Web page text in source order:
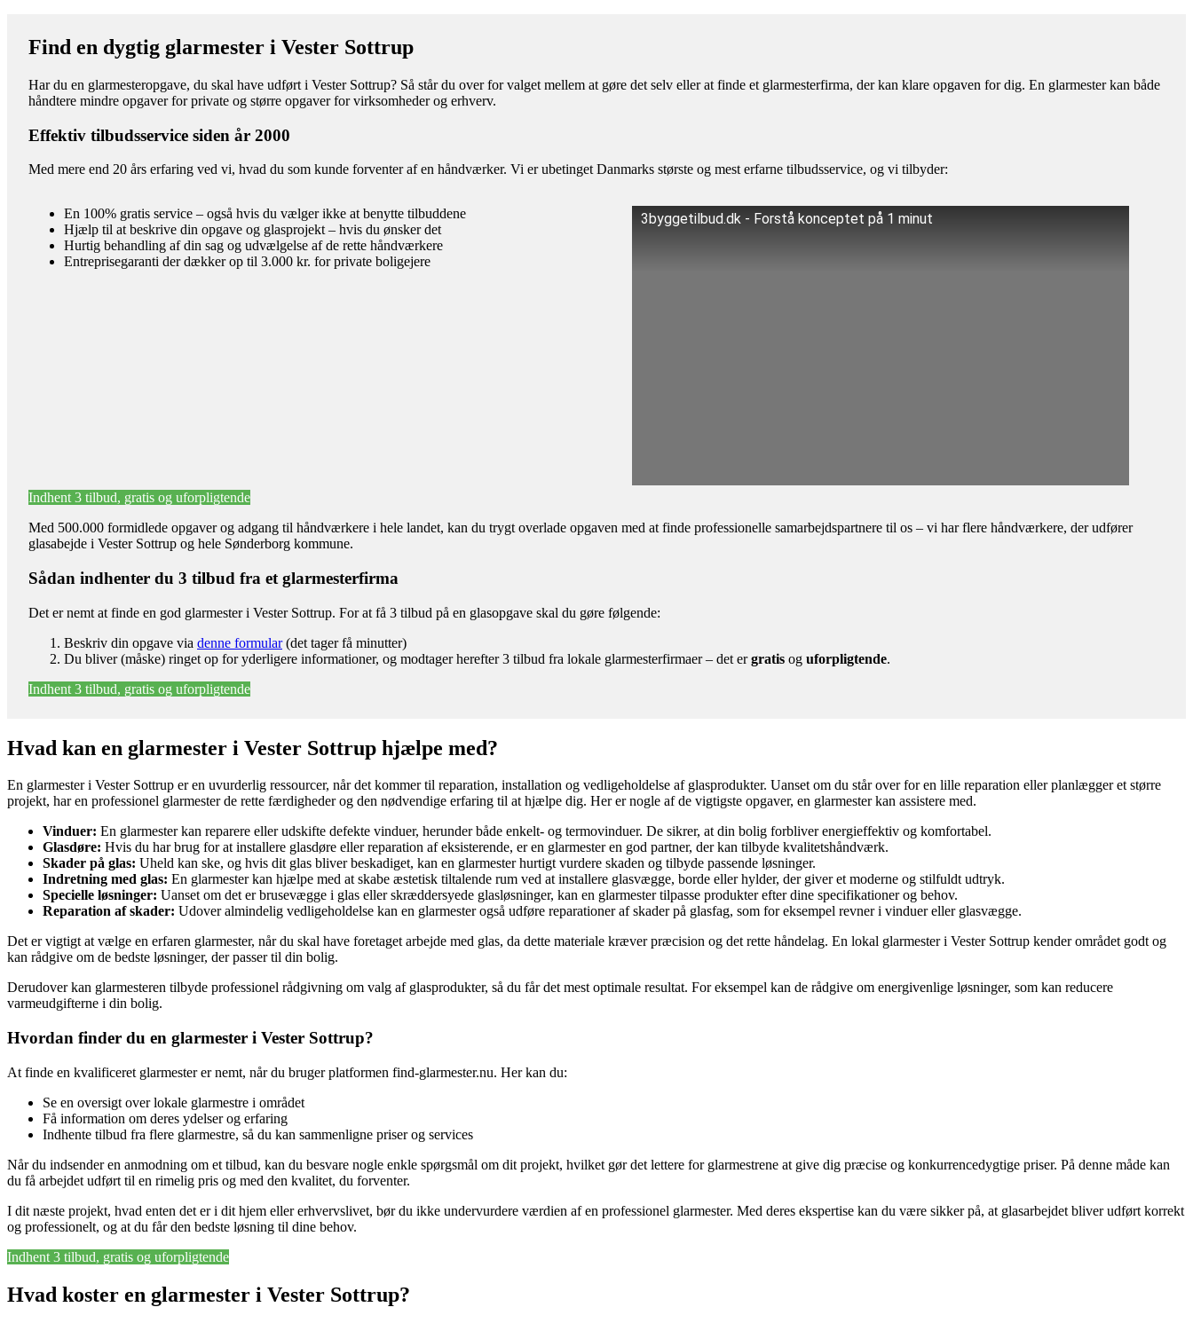
Find en dygtig glarmester i Vester Sottrup
Har du en glarmesteropgave, du skal have udført i Vester Sottrup? Så står du over for valget mellem at gøre det selv eller at finde et glarmesterfirma, der kan klare opgaven for dig. En glarmester kan både
håndtere mindre opgaver for private og større opgaver for virksomheder og erhverv.
Effektiv tilbudsservice siden år 2000
Med mere end 20 års erfaring ved vi, hvad du som kunde forventer af en håndværker. Vi er ubetinget Danmarks største og mest erfarne tilbudsservice, og vi tilbyder:
En 100% gratis service – også hvis du vælger ikke at benytte tilbuddene
Hjælp til at beskrive din opgave og glasprojekt – hvis du ønsker det
Hurtig behandling af din sag og udvælgelse af de rette håndværkere
Entreprisegaranti der dækker op til 3.000 kr. for private boligejere
3byggetilbud.dk - Forstå konceptet på 1 minut
Indhent 3 tilbud, gratis og uforpligtende
Med 500.000 formidlede opgaver og adgang til håndværkere i hele landet, kan du trygt overlade opgaven med at finde professionelle samarbejdspartnere til os – vi har flere håndværkere, der udfører
glasabejde i Vester Sottrup og hele Sønderborg kommune.
Sådan indhenter du 3 tilbud fra et glarmesterfirma
Det er nemt at finde en god glarmester i Vester Sottrup. For at få 3 tilbud på en glasopgave skal du gøre følgende:
Beskriv din opgave via denne formular(det tager få minutter)
Du bliver (måske) ringet op for yderligere informationer, og modtager herefter 3 tilbud fra lokale glarmesterfirmaer – det ergratis og uforpligtende.
Indhent 3 tilbud, gratis og uforpligtende
Hvad kan en glarmester i Vester Sottrup hjælpe med?
En glarmester i Vester Sottrup er en uvurderlig ressourcer, når det kommer til reparation, installation og vedligeholdelse af glasprodukter. Uanset om du står over for en lille reparation eller planlægger et større
projekt, har en professionel glarmester de rette færdigheder og den nødvendige erfaring til at hjælpe dig. Her er nogle af de vigtigste opgaver, en glarmester kan assistere med.
Vinduer: En glarmester kan reparere eller udskifte defekte vinduer, herunder både enkelt- og termovinduer. De sikrer, at din bolig forbliver energieffektiv og komfortabel.
Glasdøre: Hvis du har brug for at installere glasdøre eller reparation af eksisterende, er en glarmester en god partner, der kan tilbyde kvalitetshåndværk.
Skader på glas: Uheld kan ske, og hvis dit glas bliver beskadiget, kan en glarmester hurtigt vurdere skaden og tilbyde passende løsninger.
Indretning med glas: En glarmester kan hjælpe med at skabe æstetisk tiltalende rum ved at installere glasvægge, borde eller hylder, der giver et moderne og stilfuldt udtryk.
Specielle løsninger: Uanset om det er brusevægge i glas eller skræddersyede glasløsninger, kan en glarmester tilpasse produkter efter dine specifikationer og behov.
Reparation af skader: Udover almindelig vedligeholdelse kan en glarmester også udføre reparationer af skader på glasfag, som for eksempel revner i vinduer eller glasvægge.
Det er vigtigt at vælge en erfaren glarmester, når du skal have foretaget arbejde med glas, da dette materiale kræver præcision og det rette håndelag. En lokal glarmester i Vester Sottrup kender området godt og
kan rådgive om de bedste løsninger, der passer til din bolig.
Derudover kan glarmesteren tilbyde professionel rådgivning om valg af glasprodukter, så du får det mest optimale resultat. For eksempel kan de rådgive om energivenlige løsninger, som kan reducere
varmeudgifterne i din bolig.
Hvordan finder du en glarmester i Vester Sottrup?
At finde en kvalificeret glarmester er nemt, når du bruger platformen find-glarmester.nu. Her kan du:
Se en oversigt over lokale glarmestre i området
Få information om deres ydelser og erfaring
Indhente tilbud fra flere glarmestre, så du kan sammenligne priser og services
Når du indsender en anmodning om et tilbud, kan du besvare nogle enkle spørgsmål om dit projekt, hvilket gør det lettere for glarmestrene at give dig præcise og konkurrencedygtige priser. På denne måde kan
du få arbejdet udført til en rimelig pris og med den kvalitet, du forventer.
I dit næste projekt, hvad enten det er i dit hjem eller erhvervslivet, bør du ikke undervurdere værdien af en professionel glarmester. Med deres ekspertise kan du være sikker på, at glasarbejdet bliver udført korrekt
og professionelt, og at du får den bedste løsning til dine behov.
Indhent 3 tilbud, gratis og uforpligtende
Hvad koster en glarmester i Vester Sottrup?